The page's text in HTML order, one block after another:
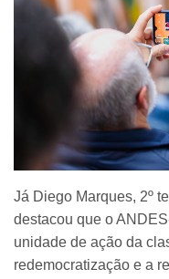
Já Diego Marques, 2º
destacou que o
unidade de ação da
redemocratização e a